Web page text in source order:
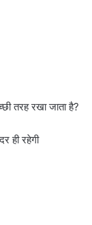
तरह रखा जाता है?
ही रहेगी